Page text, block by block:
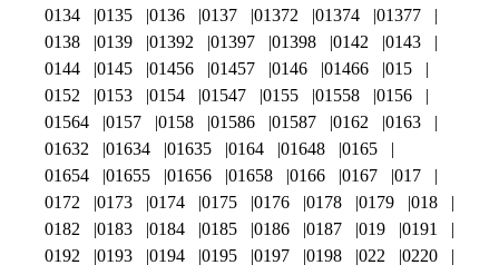
0134
0135 0136 0137 01372 01374
01377
0138
0139 01392 01397 01398 0142
0143
0144
0145 01456 01457 0146 01466
015
0152
0153 0154 01547 0155 01558
0156
01564
0157 0158 01586 01587 0162
0163
01632
01634 01635 0164 01648
0165
01654
01655 01656 01658 0166 0167
017
0172
0173 0174 0175 0176 0178 0179
018
0182
0183 0184 0185 0186 0187 019
0191
0192
0193 0194 0195 0197 0198 022 0220